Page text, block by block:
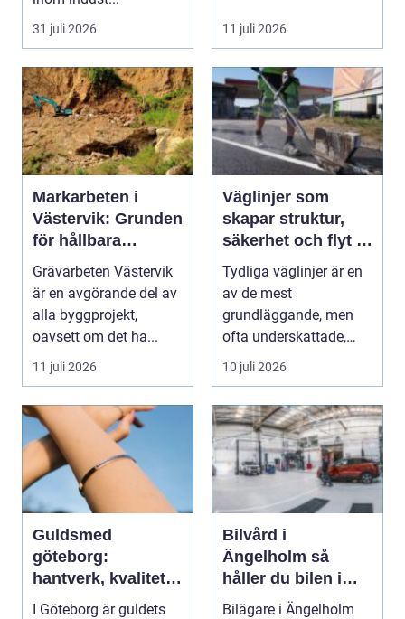
31 juli 2026 11 juli 2026
Markarbeten i
Västervik: Grunden
för hållbara
byggprojekt
Grävarbeten Västervik
är en avgörande del av
alla byggprojekt,
oavsett om det ha...
11 juli 2026
Väglinjer som
skapar struktur,
säkerhet och flyt i
trafiken
Tydliga väglinjer är en
av de mest
grundläggande, men
ofta underskattade,
delarna i trafikmiljön.
De...
10 juli 2026
Guldsmed
göteborg:
hantverk, kvalitet
och personlig
I Göteborg är guldets
Bilvård i
Ängelholm så
håller du bilen i
toppskick året runt
Bilägare i Ängelholm